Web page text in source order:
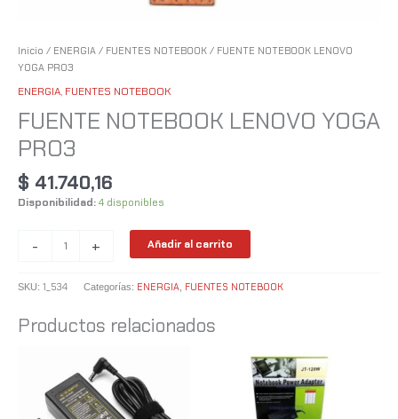
Inicio / ENERGIA / FUENTES NOTEBOOK / FUENTE NOTEBOOK LENOVO
YOGA PRO3
ENERGIA, FUENTES NOTEBOOK
FUENTE NOTEBOOK LENOVO YOGA
PRO3
$ 41.740,16
Disponibilidad:4 disponibles
- + Añadir al carrito
SKU: 1_534 Categorías: ENERGIA FUENTES NOTEBOOK
Productos relacionados